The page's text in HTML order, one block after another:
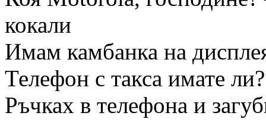
кокали
Имам камбанка на
Телефон с такса имате ли?
Ръчках в телефона и